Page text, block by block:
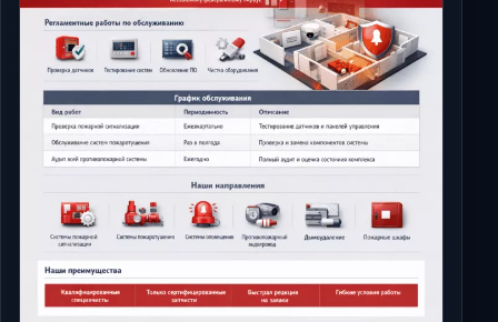
Новороссийск
Пятигорск
Ростов-на-Дону
Севастополь
Сочи
Ставрополь
Таганрог
Черкесск